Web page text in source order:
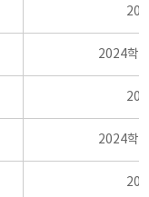
2024학
2024학